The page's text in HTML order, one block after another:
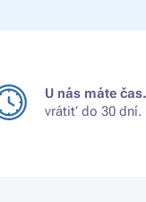
U nás máte čas.
vrátiť do 30 dní.